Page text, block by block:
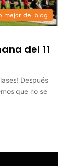
mejor del blog
del 11
Después
que no se